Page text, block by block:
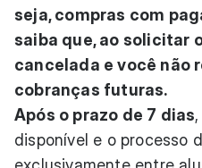
seja, compras com
saiba que, ao solicitar
cancelada e você não
cobranças futuras.
Após o prazo de 7 dias
disponível e o processo